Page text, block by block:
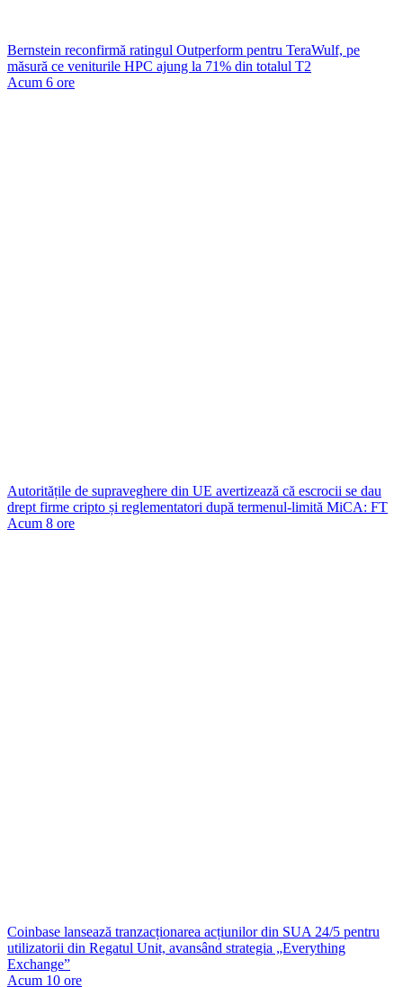
Bernstein reconfirmă ratingul Outperform pentru TeraWulf, pe
măsură ce veniturile HPC ajung la 71% din totalul T2
Acum 6 ore
Autoritățile de supraveghere din UE avertizează că escrocii se dau
drept firme cripto și reglementatori după termenul-limită MiCA: FT
Acum 8 ore
Coinbase lansează tranzacționarea acțiunilor din SUA 24/5 pentru
utilizatorii din Regatul Unit, avansând strategia „Everything
Exchange”
Acum 10 ore